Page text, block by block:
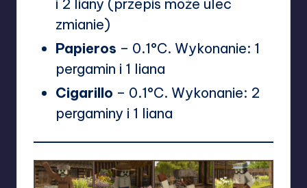
i 2 liany (przepis może ulec
zmianie)
Papieros – 0.1°C. Wykonanie: 1
pergamin i 1 liana
Cigarillo – 0.1°C. Wykonanie: 2
pergaminy i 1 liana